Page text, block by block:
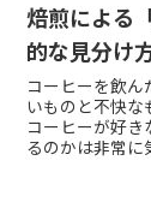
焙煎による
的な見分け
コーヒーを飲
いものと不快な
コーヒーが好き
るのかは非常に